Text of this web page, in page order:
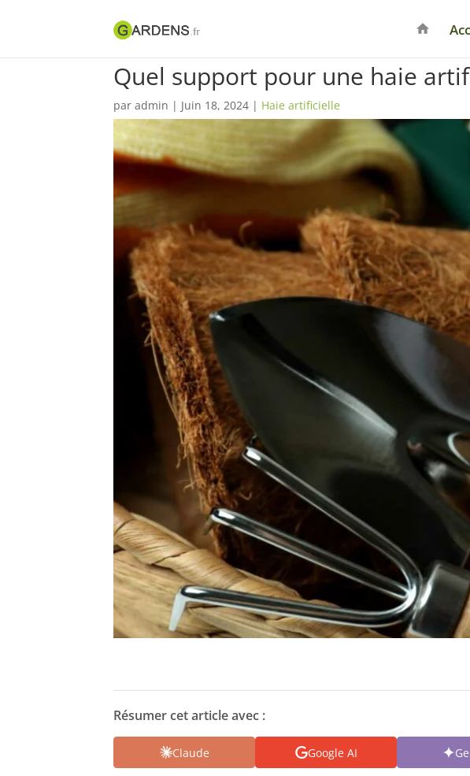
Quel support pour une haie
paradmin | Juin 18, 2024 | Haie artificielle
Résumer cet article avec :
Claude Google AI